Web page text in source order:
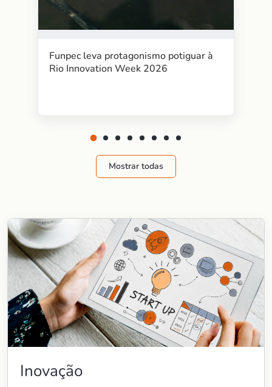
Funpec leva protagonismo potiguar à
Rio Innovation Week 2026
Mostrar todas
Inovação